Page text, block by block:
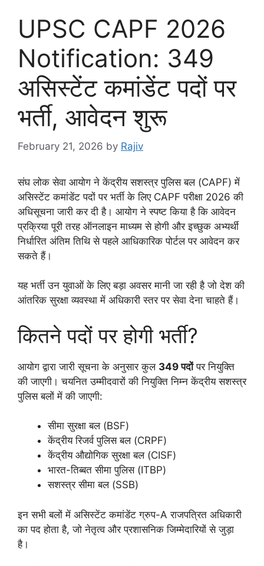
UPSC CAPF 2026
Notification: 349
असिस्टेंट कमांडेंट पदों पर
भर्ती, आवेदन शुरू
February 21, 2026 by Rajiv
संघ लोक सेवा आयोग ने केंद्रीय सशस्त्र पुलिस बल (CAPF) में
असिस्टेंट कमांडेंट पदों पर भर्ती के लिए CAPF परीक्षा 2026 की
अधिसूचना जारी कर दी है। आयोग ने स्पष्ट किया है कि आवेदन
प्रक्रिया पूरी तरह ऑनलाइन माध्यम से होगी और इच्छुक अभ्यर्थी
निर्धारित अंतिम तिथि से पहले आधिकारिक पोर्टल पर आवेदन कर
सकते हैं।
यह भर्ती उन युवाओं के लिए बड़ा अवसर मानी जा रही है जो देश की
आंतरिक सुरक्षा व्यवस्था में अधिकारी स्तर पर सेवा देना चाहते हैं।
कितने पदों पर होगी भर्ती?
आयोग द्वारा जारी सूचना के अनुसार कुल 349 पदोंपर नियुक्ति
की जाएगी। चयनित उम्मीदवारों की नियुक्ति निम्न केंद्रीय सशस्त्र
पुलिस बलों में की जाएगी:
सीमा सुरक्षा बल (BSF)
केंद्रीय रिजर्व पुलिस बल (CRPF)
केंद्रीय औद्योगिक सुरक्षा बल (CISF)
भारत-तिब्बत सीमा पुलिस (ITBP)
सशस्त्र सीमा बल (SSB)
इन सभी बलों में असिस्टेंट कमांडेंट ग्रुप-A राजपत्रित अधिकारी
का पद होता है, जो नेतृत्व और प्रशासनिक जिम्मेदारियों से जुड़ा
है।